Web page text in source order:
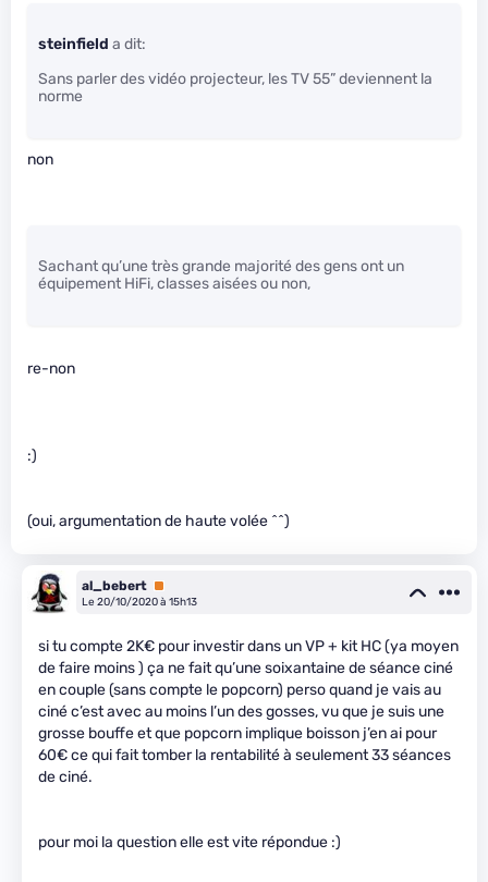
steinfield a dit:
Sans parler des vidéo projecteur, les TV 55” deviennent la
norme
non
Sachant qu’une très grande majorité des gens ont un
équipement HiFi, classes aisées ou non,
re-non
:)
(oui, argumentation de haute volée ^^)
al_bebert Premium
Le 20/10/2020 à 15h13
si tu compte 2K€ pour investir dans un VP + kit HC (ya moyen
de faire moins ) ça ne fait qu’une soixantaine de séance ciné
en couple (sans compte le popcorn) perso quand je vais au
ciné c’est avec au moins l’un des gosses, vu que je suis une
grosse bouffe et que popcorn implique boisson j’en ai pour
60€ ce qui fait tomber la rentabilité à seulement 33 séances
de ciné.
pour moi la question elle est vite répondue :)